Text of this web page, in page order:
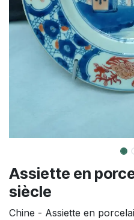
Assiette en
siècle
Chine - Assiette en